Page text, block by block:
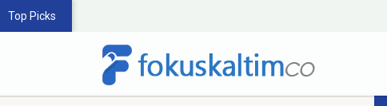
Top Picks